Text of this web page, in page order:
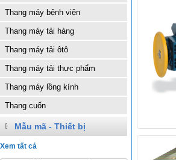
Thang máy bệnh viện
Thang máy tải hàng
Thang máy tải ôtô
Thang máy tải thực phẩm
Thang máy lồng kính
Thang cuốn
Mẫu mã - Thiết bị
Xem tất cả